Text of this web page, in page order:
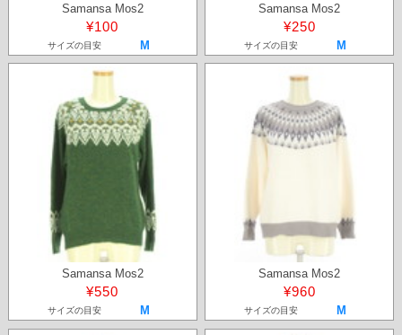
Samansa Mos2
¥100
サイズの目安 M
Samansa Mos2
¥250
サイズの目安 M
Samansa Mos2
¥550
サイズの目安 M
Samansa Mos2
¥960
サイズの目安 M